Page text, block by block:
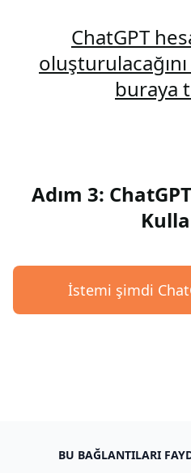
ChatGPT
buraya
Adım 3:
İstemi şimdi
BU BAĞLANTILARI